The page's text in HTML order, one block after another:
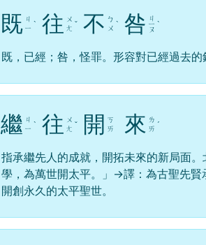
既 ㄐ
ㄧ ˋ 往 ㄨ
ㄤ ˇ 不 ㄅ
ㄨ ˋ 咎 ㄐ
ㄧ
ㄡ
ˋ
既，已經；咎，怪罪。形容對已經過去的
繼 ㄐ
ㄧ ˋ 往 ㄨ
ㄤ ˇ 開 ㄎ
ㄞ
來 ㄌ
ㄞ ˊ
指承繼先人的成就，開拓未來的新局面
學，為萬世開太平。」→譯：為古聖先
開創永久的太平聖世。